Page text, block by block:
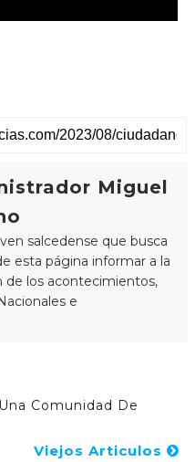
Miguel
salcedense que busca
esta página informar a la
de los acontecimientos,
e
Comunidad De
Viejos Articulos